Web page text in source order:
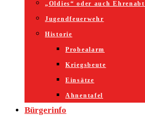
„Oldies“ oder auch
Jugendfeuerwehr
Historie
Probealarm
Kriegsbeute
Einsätze
Ahnentafel
Bürgerinfo